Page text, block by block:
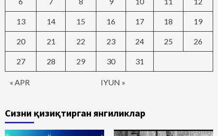
« APR IYUN »
13 14 15 16 17 18 19
20 21 22 23 24 25 26
27 28 29 30 31
Сизни қизиқтирган янгиликлар